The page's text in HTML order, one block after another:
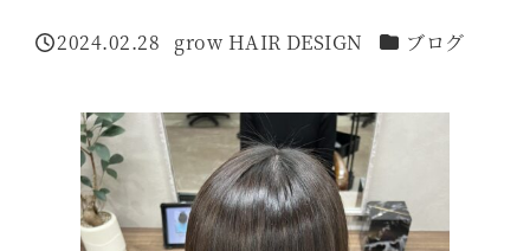
投稿日
2024.02.28
著
grow HAIR DESIGN カテゴリー
ブログ